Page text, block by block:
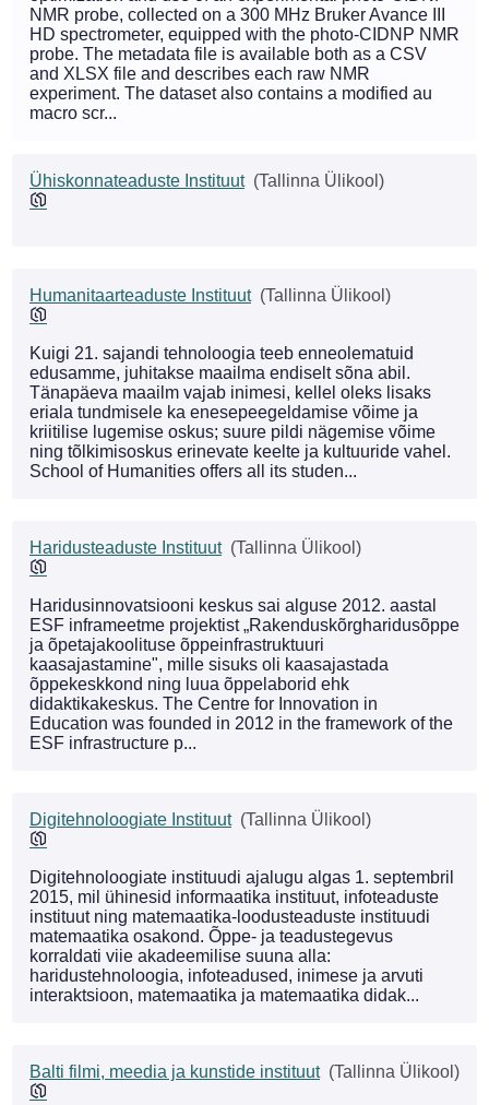
NMR probe, collected on a 300 MHz Bruker Avance III
HD spectrometer, equipped with the photo-CIDNP NMR
probe. The metadata file is available both as a CSV
and XLSX file and describes each raw NMR
experiment. The dataset also contains a modified au
macro scr...
Ühiskonnateaduste Instituut (Tallinna Ülikool)
Humanitaarteaduste Instituut (Tallinna Ülikool)
Kuigi 21. sajandi tehnoloogia teeb enneolematuid
edusamme, juhitakse maailma endiselt sõna abil.
Tänapäeva maailm vajab inimesi, kellel oleks lisaks
eriala tundmisele ka enesepeegeldamise võime ja
kriitilise lugemise oskus; suure pildi nägemise võime
ning tõlkimisoskus erinevate keelte ja kultuuride vahel.
School of Humanities offers all its studen...
Haridusteaduste Instituut (Tallinna Ülikool)
Haridusinnovatsiooni keskus sai alguse 2012. aastal
ESF inframeetme projektist „Rakenduskõrgharidusõppe
ja õpetajakoolituse õppeinfrastruktuuri
kaasajastamine", mille sisuks oli kaasajastada
õppekeskkond ning luua õppelaborid ehk
didaktikakeskus. The Centre for Innovation in
Education was founded in 2012 in the framework of the
ESF infrastructure p...
Digitehnoloogiate Instituut (Tallinna Ülikool)
Digitehnoloogiate instituudi ajalugu algas 1. septembril
2015, mil ühinesid informaatika instituut, infoteaduste
instituut ning matemaatika-loodusteaduste instituudi
matemaatika osakond. Õppe- ja teadustegevus
korraldati viie akadeemilise suuna alla:
haridustehnoloogia, infoteadused, inimese ja arvuti
interaktsioon, matemaatika ja matemaatika didak...
Balti filmi, meedia ja kunstide instituut (Tallinna Ülikool)